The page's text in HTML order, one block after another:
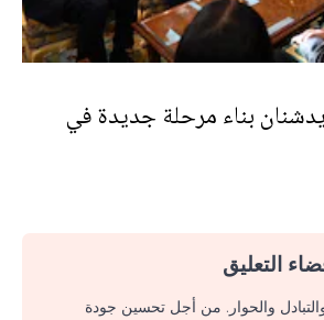
يدشنان بناء مرحلة جديدة في
التعليق
والحوار. من أجل تحسين جودة